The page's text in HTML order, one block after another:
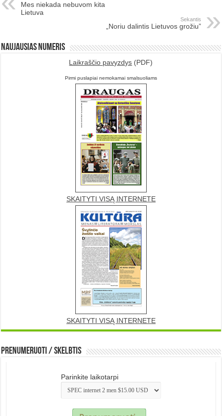
Mes niekada nebuvom kita
Lietuva
Sekantis
„Noriu dalintis Lietuvos grožiu”
Naujausias numeris
Laikraščio pavyzdys (PDF)
Pirmi puslapiai nemokamai smalsuoliams
SKAITYTI VISĄ INTERNETE
SKAITYTI VISĄ INTERNETE
Prenumeruoti / Skelbtis
Parinkite laikotarpi